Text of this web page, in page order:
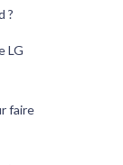
?
LG
faire